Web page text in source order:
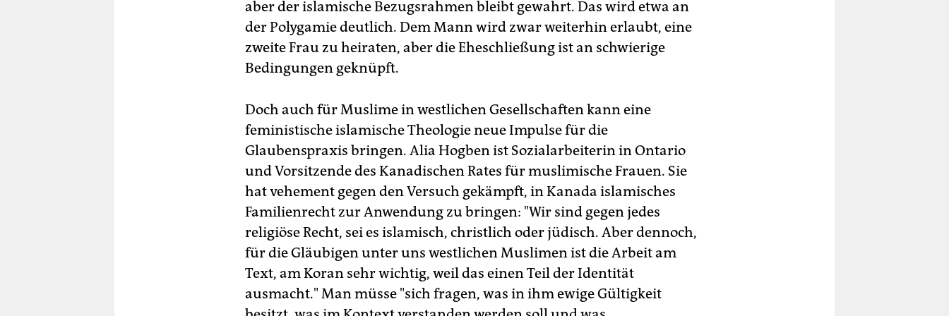
aber der islamische Bezugsrahmen bleibt gewahrt. Das wird etwa an
der Polygamie deutlich. Dem Mann wird zwar weiterhin erlaubt, eine
zweite Frau zu heiraten, aber die Eheschließung ist an schwierige
Bedingungen geknüpft.
Doch auch für Muslime in westlichen Gesellschaften kann eine
feministische islamische Theologie neue Impulse für die
Glaubenspraxis bringen. Alia Hogben ist Sozialarbeiterin in Ontario
und Vorsitzende des Kanadischen Rates für muslimische Frauen. Sie
hat vehement gegen den Versuch gekämpft, in Kanada islamisches
Familienrecht zur Anwendung zu bringen: "Wir sind gegen jedes
religiöse Recht, sei es islamisch, christlich oder jüdisch. Aber dennoch,
für die Gläubigen unter uns westlichen Muslimen ist die Arbeit am
Text, am Koran sehr wichtig, weil das einen Teil der Identität
ausmacht." Man müsse "sich fragen, was in ihm ewige Gültigkeit